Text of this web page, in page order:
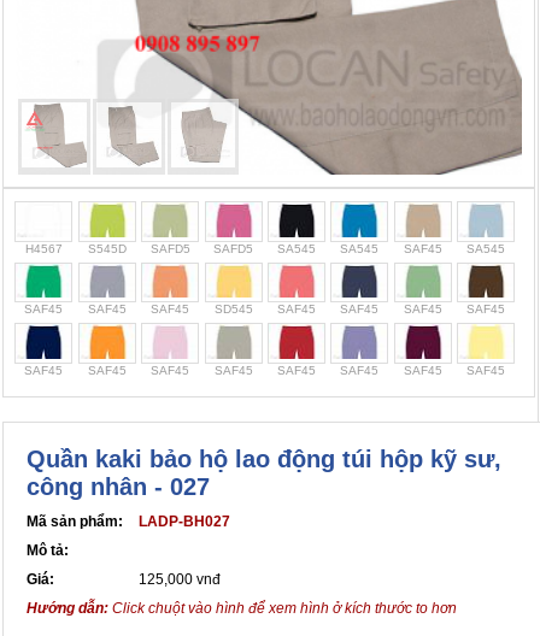
H4567 S545D SAFD5 SAFD5 SA545 SA545 SAF45 SA545
SAF45 SAF45 SAF45 SD545 SAF45 SAF45 SAF45 SAF45
SAF45 SAF45 SAF45 SAF45 SAF45 SAF45 SAF45 SAF45
Quần kaki bảo hộ lao động túi hộp kỹ sư,
công nhân - 027
Mã sản phẩm:
LADP-BH027
Mô tả:
Giá:
125,000 vnđ
Hướng dẫn: Click chuột vào hình để xem hình ở kích thước to hơn
Cọc giao thông, rào chắn công trình
Bình chữa cháy, cứu hỏa
Chính sách bảo mật thông tin